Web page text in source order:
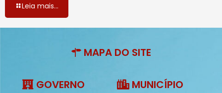
Leia mais...
MAPA DO SITE
GOVERNO MUNICÍPIO